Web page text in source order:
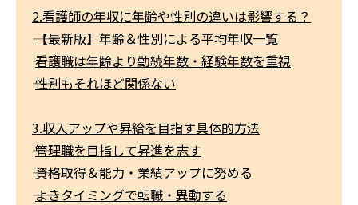
2.看護師の年収に年齢や性別の違いは影響する？
――【最新版】年齢＆性別による平均年収一覧
――看護職は年齢より勤続年数・経験年数を重視
――性別もそれほど関係ない
3.収入アップや昇給を目指す具体的方法
――管理職を目指して昇進を志す
――資格取得＆能力・業績アップに努める
――よきタイミングで転職・異動する